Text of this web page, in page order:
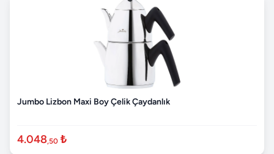
Jumbo Lizbon Maxi Boy Çelik Çaydanlık
4.048,50 ₺